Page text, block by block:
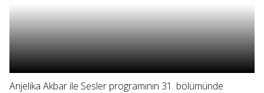
Anjelika Akbar ile Sesler programının 31. bölümünde